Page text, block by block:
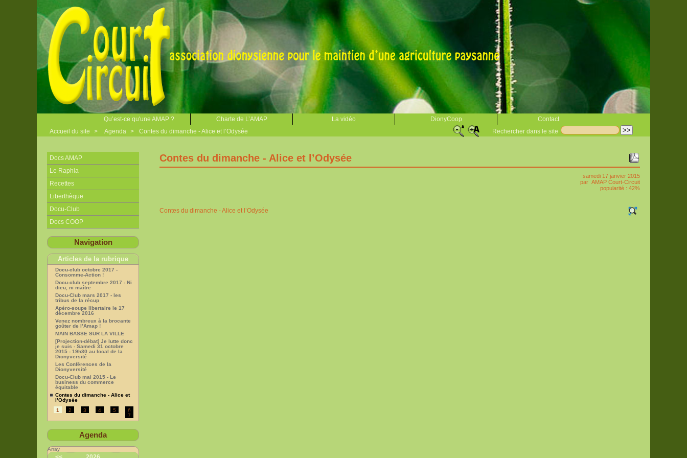
Qu’est-ce qu'une AMAP ? Charte de L’AMAP La vidéo DionyCoop
Contact
Rechercher dans le site
Accueil du site > Agenda > Contes du dimanche - Alice et l’Odysée
Contes du dimanche - Alice et l’Odysée
samedi 17 janvier 2015
par AMAP Court-Circuit
popularité : 42%
Contes du dimanche - Alice et l’Odysée
Docs AMAP
Le Raphia
Recettes
Liberthèque
Docu-Club
Docs COOP
Navigation
Articles de la rubrique
Docu-club octobre 2017 -
Consomme-Action !
Docu-club septembre 2017 - Ni
dieu, ni maître
Docu-Club mars 2017 - les
tribus de la récup
Apéro-soupe libertaire le 17
décembre 2016
Venez nombreux à la brocante
goûter de l’Amap !
MAIN BASSE SUR LA VILLE
[Projection-débat] Je lutte donc
je suis - Samedi 31 octobre
2015 - 19h30 au local de la
Dionyversité
Les Conférences de la
Dionyversité
Docu-Club mai 2015 - Le
business du commerce
équitable
Contes du dimanche - Alice et
l’Odysée
1
2 3 4 5
6
7
Agenda
Array